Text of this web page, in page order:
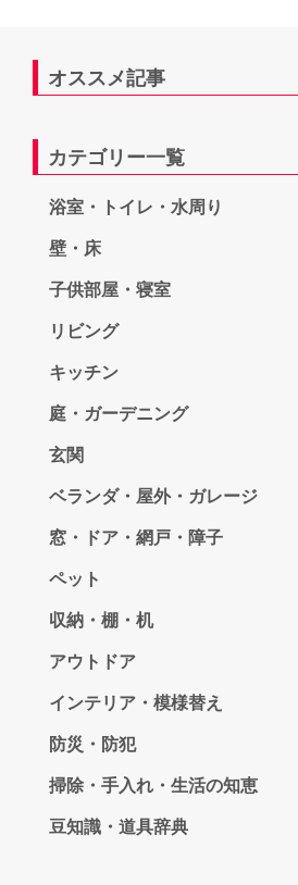
オススメ記事
カテゴリー一覧
浴室・トイレ・水周り
壁・床
子供部屋・寝室
リビング
キッチン
庭・ガーデニング
玄関
ベランダ・屋外・ガレージ
窓・ドア・網戸・障子
ペット
収納・棚・机
アウトドア
インテリア・模様替え
防災・防犯
掃除・手入れ・生活の知恵
豆知識・道具辞典